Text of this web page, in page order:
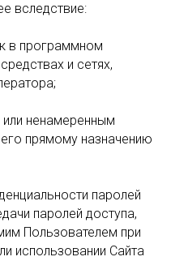
вследствие:
в программном
и сетях,
ненамеренным
прямому назначению
паролей
паролей доступа,
Пользователем при
использовании Сайта